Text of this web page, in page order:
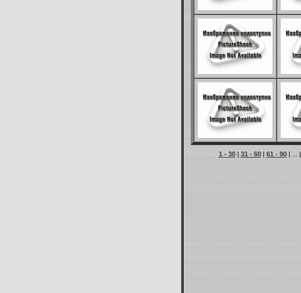
1 - 30| 31 - 60| 61 - 90| ... |